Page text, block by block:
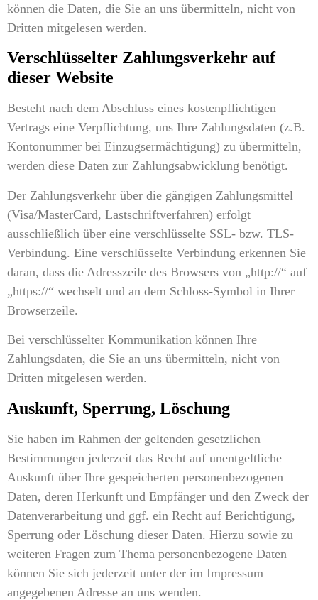
können die Daten, die Sie an uns übermitteln, nicht von
Dritten mitgelesen werden.
Verschlüsselter Zahlungsverkehr auf
dieser Website
Besteht nach dem Abschluss eines kostenpflichtigen
Vertrags eine Verpflichtung, uns Ihre Zahlungsdaten (z.B.
Kontonummer bei Einzugsermächtigung) zu übermitteln,
werden diese Daten zur Zahlungsabwicklung benötigt.
Der Zahlungsverkehr über die gängigen Zahlungsmittel
(Visa/MasterCard, Lastschriftverfahren) erfolgt
ausschließlich über eine verschlüsselte SSL- bzw. TLS-
Verbindung. Eine verschlüsselte Verbindung erkennen Sie
daran, dass die Adresszeile des Browsers von „http://“ auf
„https://“ wechselt und an dem Schloss-Symbol in Ihrer
Browserzeile.
Bei verschlüsselter Kommunikation können Ihre
Zahlungsdaten, die Sie an uns übermitteln, nicht von
Dritten mitgelesen werden.
Auskunft, Sperrung, Löschung
Sie haben im Rahmen der geltenden gesetzlichen
Bestimmungen jederzeit das Recht auf unentgeltliche
Auskunft über Ihre gespeicherten personenbezogenen
Daten, deren Herkunft und Empfänger und den Zweck der
Datenverarbeitung und ggf. ein Recht auf Berichtigung,
Sperrung oder Löschung dieser Daten. Hierzu sowie zu
weiteren Fragen zum Thema personenbezogene Daten
können Sie sich jederzeit unter der im Impressum
angegebenen Adresse an uns wenden.